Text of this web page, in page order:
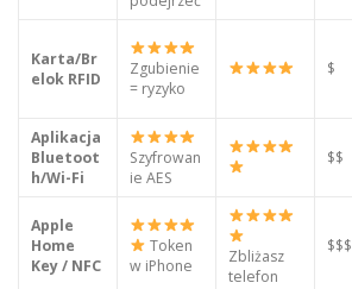
Karta/Br
elok RFID
Zgubienie
= ryzyko
$
Aplikacja
Bluetoot
h/Wi-Fi
Szyfrowan
ie AES
$$
Apple
Home
Key / NFC
Token
w iPhone
Zbliżasz
telefon
$$$